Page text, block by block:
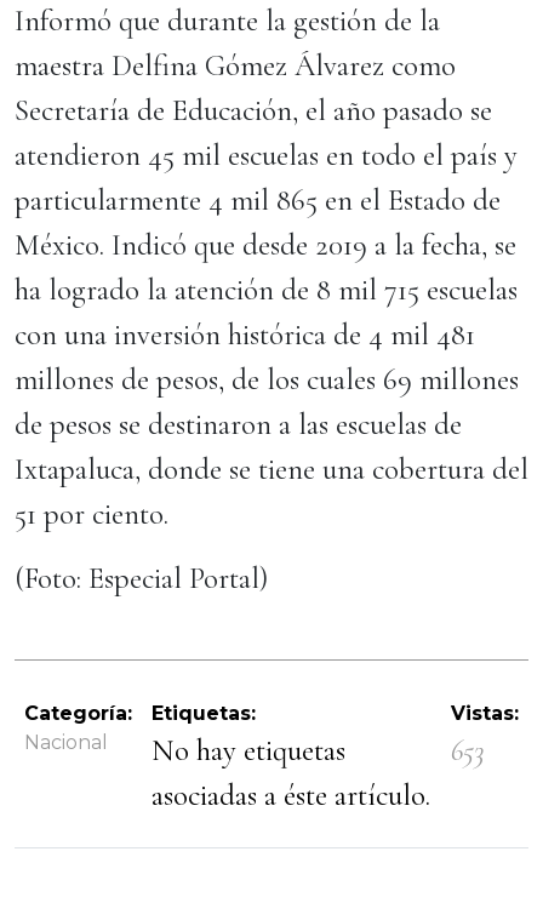
Informó que durante la gestión de la
maestra Delfina Gómez Álvarez como
Secretaría de Educación, el año pasado se
atendieron 45 mil escuelas en todo el país y
particularmente 4 mil 865 en el Estado de
México. Indicó que desde 2019 a la fecha, se
ha logrado la atención de 8 mil 715 escuelas
con una inversión histórica de 4 mil 481
millones de pesos, de los cuales 69 millones
de pesos se destinaron a las escuelas de
Ixtapaluca, donde se tiene una cobertura del
51 por ciento.
(Foto: Especial Portal)
Categoría:
Nacional
Etiquetas:
No hay etiquetas
asociadas a éste artículo.
Vistas:
653